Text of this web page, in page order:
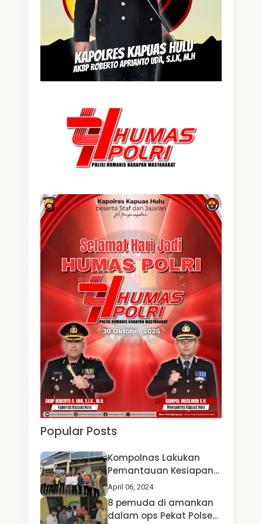
Popular Posts
Kompolnas Lakukan
Pemantauan Kesiapan
Operasi Ketupat 2024 di
Polda Jatim Bersama
Kapolri dan Menteri
April 06, 2024
8 pemuda di amankan
dalam ops Pekat Polsek